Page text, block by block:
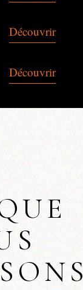
Découvrir
Découvrir